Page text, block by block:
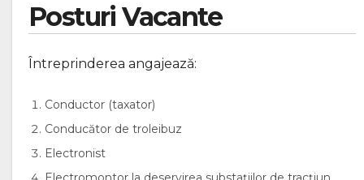
Posturi Vacante
Întreprinderea angajează:
Conductor (taxator)
Conducător de troleibuz
Electronist